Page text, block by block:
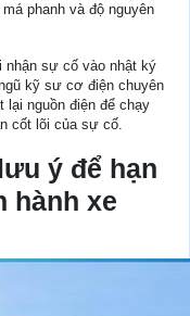
phanh và độ nguyên
nhận sự cố vào nhật ký
kỹ sư cơ điện chuyên
lại nguồn điện để chạy
cốt lõi của sự cố.
ý để hạn
hành xe